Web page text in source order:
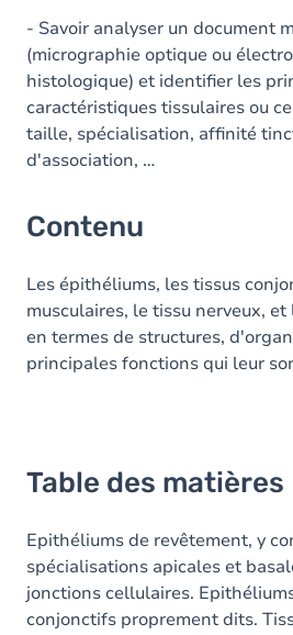
- Savoir analyser un document
(micrographie optique ou
histologique) et identifier les
caractéristiques tissulaires ou
taille, spécialisation, affinité
d'association, …
Contenu
Les épithéliums, les tissus
musculaires, le tissu nerveux,
en termes de structures,
principales fonctions qui leur
Table des matières
Epithéliums de revêtement, y
spécialisations apicales et
jonctions cellulaires.
conjonctifs proprement dits.